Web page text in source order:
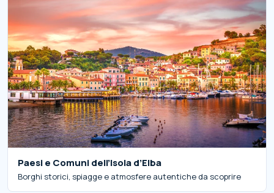
Paesi e Comuni dell’Isola d’Elba
Borghi storici, spiagge e atmosfere autentiche da scoprire